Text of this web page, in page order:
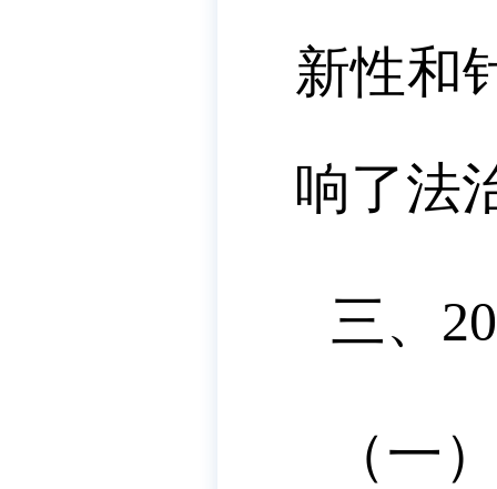
新性和
响了法
三、
（一